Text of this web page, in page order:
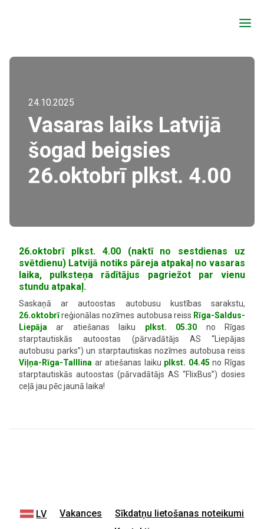
a
24.10.2025
Vasaras laiks Latvijā
šogad beigsies
26.oktobrī plkst. 4.00
26.oktobrī plkst. 4.00 (naktī no sestdienas uz
svētdienu) Latvijā notiks pāreja atpakaļ no vasaras
laika, pulksteņa rādītājus pagriežot par vienu
stundu atpakaļ.
Saskaņā ar autoostas autobusu kustības sarakstu,
26.oktobrīreģionālas nozīmes autobusa reiss Rīga-Saldus-
Liepāja ar atiešanas laiku plkst. 05.30 no Rīgas
starptautiskās autoostas (pārvadātājs AS “Liepājas
autobusu parks”) un starptautiskas nozīmes autobusa reiss
Viļņa-Rīga-Talllina ar atiešanas laiku plkst. 04.45 no Rīgas
starptautiskās autoostas (pārvadātājs AS “FlixBus”) dosies
ceļā jau pēc jaunā laika!
LV Vakances
Sīkdatņu lietošanas noteikumi